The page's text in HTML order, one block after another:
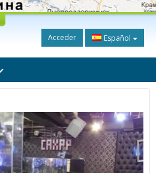
Acceder Español